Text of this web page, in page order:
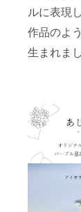
ルに表現
作品のよ
生まれまし